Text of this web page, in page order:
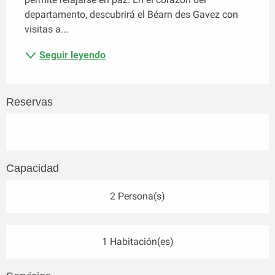
departamento, descubrirá el Béarn des Gavez con
visitas a...
Seguir leyendo
Reservas
Capacidad
2 Persona(s)
1 Habitación(es)